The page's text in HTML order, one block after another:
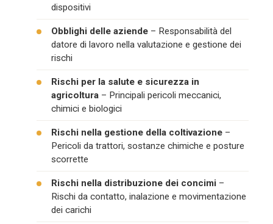
dispositivi
Obblighi delle aziende – Responsabilità del
datore di lavoro nella valutazione e gestione dei
rischi
Rischi per la salute e sicurezza in
agricoltura – Principali pericoli meccanici,
chimici e biologici
Rischi nella gestione della coltivazione –
Pericoli da trattori, sostanze chimiche e posture
scorrette
Rischi nella distribuzione dei concimi –
Rischi da contatto, inalazione e movimentazione
dei carichi